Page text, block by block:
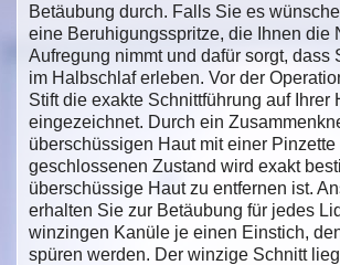
Betäubung durch. Falls Sie es
eine Beruhigungsspritze, die Ihnen die
Aufregung nimmt und dafür sorgt, dass
im Halbschlaf erleben. Vor der
Stift die exakte Schnittführung auf Ihrer
eingezeichnet. Durch ein
überschüssigen Haut mit einer Pinzette
geschlossenen Zustand wird exakt
überschüssige Haut zu entfernen ist.
erhalten Sie zur Betäubung für jedes
winzingen Kanüle je einen Einstich,
spüren werden. Der winzige Schnitt